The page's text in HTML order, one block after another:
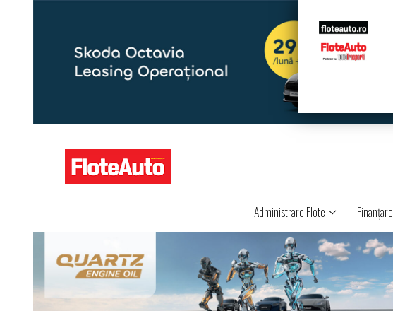
Administrare Flote Finanţare